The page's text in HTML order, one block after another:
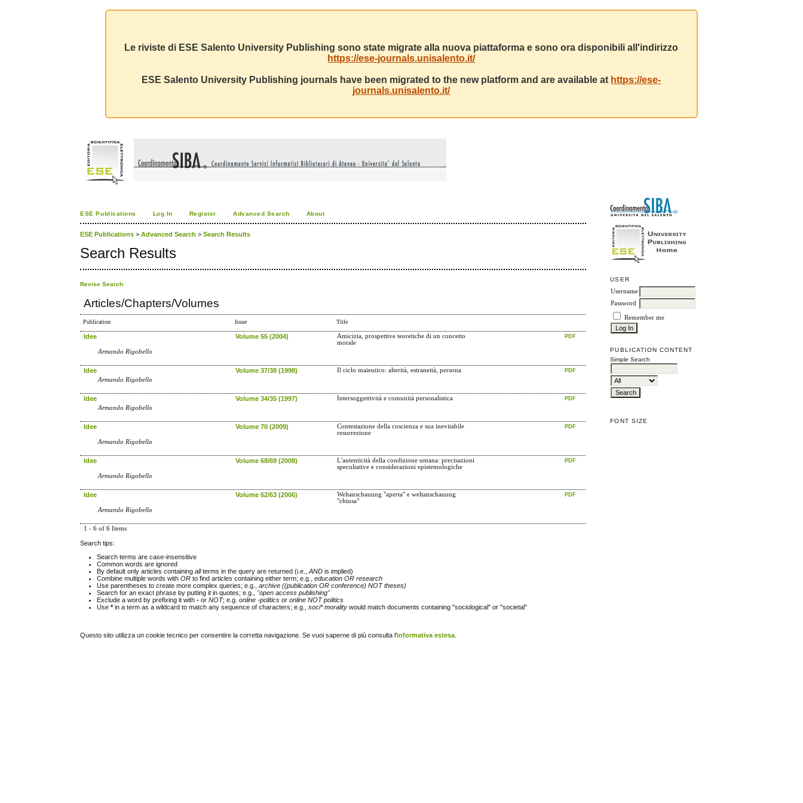
Le riviste di ESE Salento University Publishing sono state migrate alla nuova piattaforma e sono ora disponibili all'indirizzo
https://ese-journals.unisalento.it/
ESE Salento University Publishing journals have been migrated to the new platform and are available at https://ese-
journals.unisalento.it/
USER
Username
Password
Remember me
PUBLICATION CONTENT
Simple Search
FONT SIZE
ESE Publications Log In Register Advanced Search About
ESE Publications >Advanced Search >Search Results
Search Results
Revise Search
Articles/Chapters/Volumes
Publication Issue Title
Idee Volume 55 (2004)
Amicizia, prospettive teoretiche di un concetto
morale
PDF
Armando Rigobello
Idee Volume 37/38 (1998) Il ciclo maieutico: alterità, estraneità, persona PDF
Armando Rigobello
Idee Volume 34/35 (1997) Intersoggettività e comunità personalistica PDF
Armando Rigobello
Idee Volume 70 (2009)
Contestazione della coscienza e sua inevitabile
resurrezione
PDF
Armando Rigobello
Idee Volume 68/69 (2008)
L'autenticità della condizione umana: precisazioni
specultative e considerazioni epistemologiche
PDF
Armando Rigobello
Idee Volume 62/63 (2006)
Weltanschauung "aperta" e weltanschauung
"chiusa"
PDF
Armando Rigobello
1 - 6 of 6 Items
Search tips:
Search terms are case-insensitive
Common words are ignored
By default only articles containingallterms in the query are returned (i.e.,AND is implied)
Combine multiple words withOR to find articles containing either term; e.g.,education OR research
Use parentheses to create more complex queries; e.g.,archive ((publication OR conference) NOT theses)
Search for an exact phrase by putting it in quotes; e.g., "open access publishing"
Exclude a word by prefixing it with- orNOT; e.g.online -politics oronline NOT politics
Use*in a term as a wildcard to match any sequence of characters; e.g.,soci* morality would match documents containing "sociological" or "societal"
Questo sito utilizza un cookie tecnico per consentire la corretta navigazione. Se vuoi saperne di più consulta l'informativa estesa